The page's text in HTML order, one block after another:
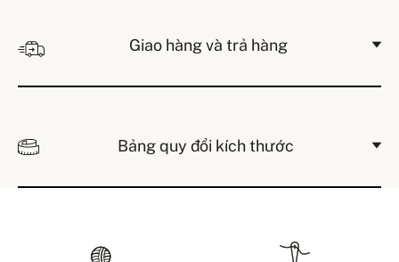
Giao hàng và trả hàng
Bảng quy đổi kích thước